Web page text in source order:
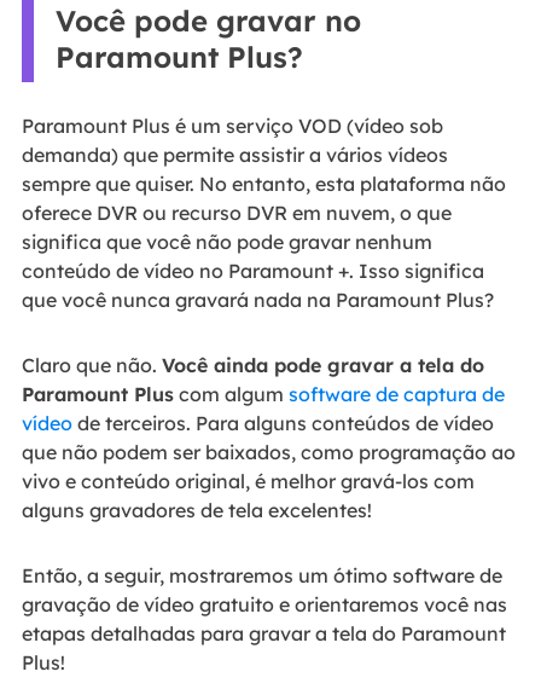
Você pode gravar no
Paramount Plus?
Paramount Plus é um serviço VOD (vídeo sob
demanda) que permite assistir a vários vídeos
sempre que quiser. No entanto, esta plataforma não
oferece DVR ou recurso DVR em nuvem, o que
significa que você não pode gravar nenhum
conteúdo de vídeo no Paramount +. Isso significa
que você nunca gravará nada na Paramount Plus?
Claro que não. Você ainda pode gravar a tela do
Paramount Pluscom algum software de captura de
vídeode terceiros. Para alguns conteúdos de vídeo
que não podem ser baixados, como programação ao
vivo e conteúdo original, é melhor gravá-los com
alguns gravadores de tela excelentes!
Então, a seguir, mostraremos um ótimo software de
gravação de vídeo gratuito e orientaremos você nas
etapas detalhadas para gravar a tela do Paramount
Plus!